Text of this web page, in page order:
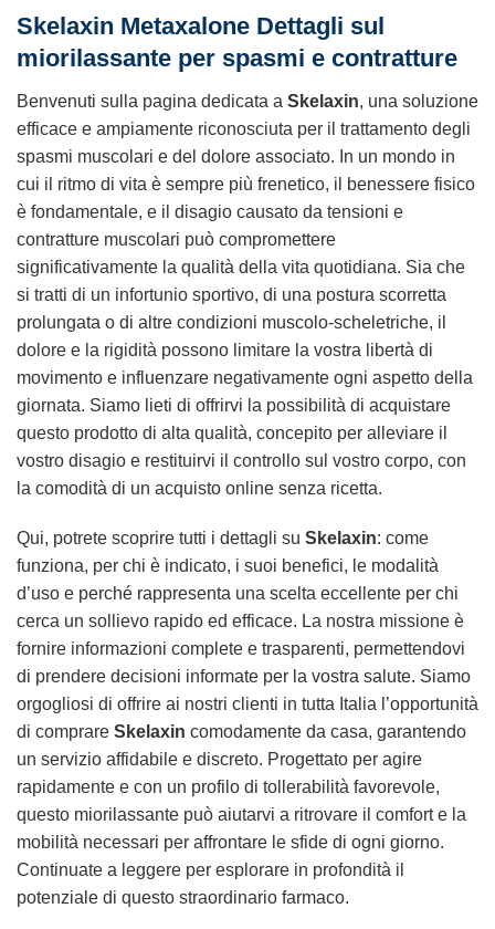
Skelaxin Metaxalone Dettagli sul
miorilassante per spasmi e contratture
Benvenuti sulla pagina dedicata a Skelaxin, una soluzione
efficace e ampiamente riconosciuta per il trattamento degli
spasmi muscolari e del dolore associato. In un mondo in
cui il ritmo di vita è sempre più frenetico, il benessere fisico
è fondamentale, e il disagio causato da tensioni e
contratture muscolari può compromettere
significativamente la qualità della vita quotidiana. Sia che
si tratti di un infortunio sportivo, di una postura scorretta
prolungata o di altre condizioni muscolo-scheletriche, il
dolore e la rigidità possono limitare la vostra libertà di
movimento e influenzare negativamente ogni aspetto della
giornata. Siamo lieti di offrirvi la possibilità di acquistare
questo prodotto di alta qualità, concepito per alleviare il
vostro disagio e restituirvi il controllo sul vostro corpo, con
la comodità di un acquisto online senza ricetta.
Qui, potrete scoprire tutti i dettagli su Skelaxin: come
funziona, per chi è indicato, i suoi benefici, le modalità
d’uso e perché rappresenta una scelta eccellente per chi
cerca un sollievo rapido ed efficace. La nostra missione è
fornire informazioni complete e trasparenti, permettendovi
di prendere decisioni informate per la vostra salute. Siamo
orgogliosi di offrire ai nostri clienti in tutta Italia l’opportunità
di comprare Skelaxin comodamente da casa, garantendo
un servizio affidabile e discreto. Progettato per agire
rapidamente e con un profilo di tollerabilità favorevole,
questo miorilassante può aiutarvi a ritrovare il comfort e la
mobilità necessari per affrontare le sfide di ogni giorno.
Continuate a leggere per esplorare in profondità il
potenziale di questo straordinario farmaco.